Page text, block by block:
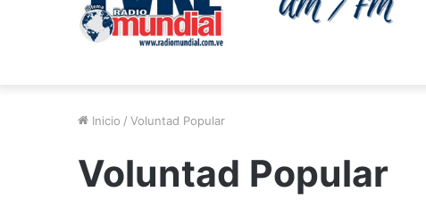
Inicio / Voluntad Popular
Voluntad Popular